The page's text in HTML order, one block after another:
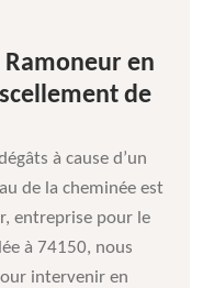
Ramoneur en
de
à cause d’un
de la cheminée est
entreprise pour le
à 74150, nous
intervenir en